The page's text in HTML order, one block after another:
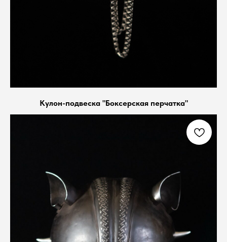
Кулон-подвеска "Боксерская перчатка"